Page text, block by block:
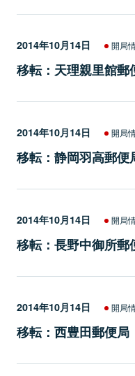
2014年10月14日 開局
移転：天理親里館郵
2014年10月14日 開局
移転：静岡羽高郵便
2014年10月14日 開局
移転：長野中御所郵
2014年10月14日 開局
移転：西豊田郵便局